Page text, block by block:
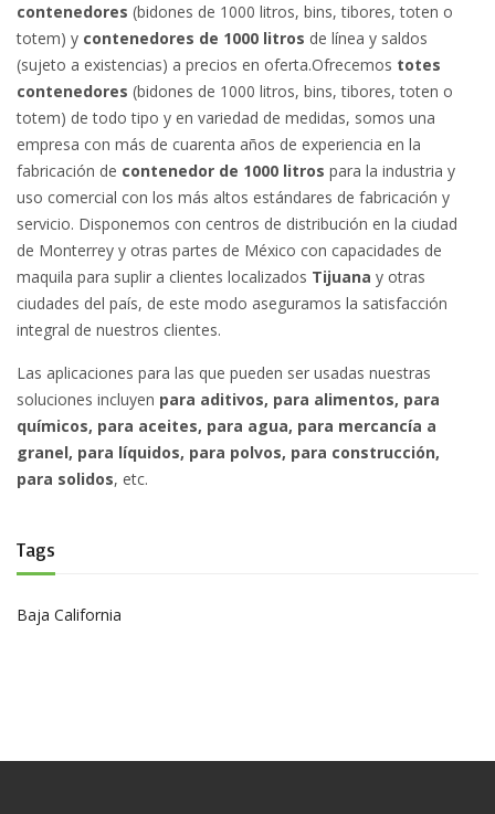
contenedores (bidones de 1000 litros, bins, tibores, toten o
totem) y contenedores de 1000 litros de línea y saldos
(sujeto a existencias) a precios en oferta.Ofrecemos totes
contenedores (bidones de 1000 litros, bins, tibores, toten o
totem) de todo tipo y en variedad de medidas, somos una
empresa con más de cuarenta años de experiencia en la
fabricación de contenedor de 1000 litros para la industria y
uso comercial con los más altos estándares de fabricación y
servicio. Disponemos con centros de distribución en la ciudad
de Monterrey y otras partes de México con capacidades de
maquila para suplir a clientes localizados Tijuana y otras
ciudades del país, de este modo aseguramos la satisfacción
integral de nuestros clientes.
Las aplicaciones para las que pueden ser usadas nuestras
soluciones incluyen para aditivos, para alimentos, para
químicos, para aceites, para agua, para mercancía a
granel, para líquidos, para polvos, para construcción,
para solidos, etc.
Tags
Baja California